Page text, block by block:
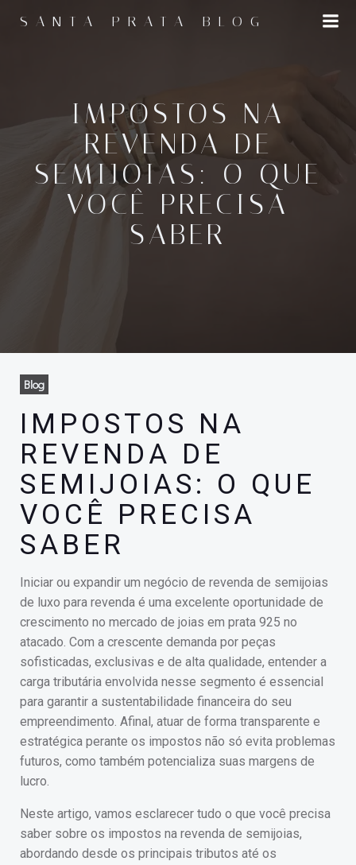
para
SANTA PRATA BLOG
IMPOSTOS NA
REVENDA DE
SEMIJOIAS: O QUE
VOCÊ PRECISA
SABER
Blog
IMPOSTOS NA
REVENDA DE
SEMIJOIAS: O QUE
VOCÊ PRECISA
SABER
Iniciar ou expandir um negócio de revenda de semijoias
de luxo para revenda é uma excelente oportunidade de
crescimento no mercado de joias em prata 925 no
atacado. Com a crescente demanda por peças
sofisticadas, exclusivas e de alta qualidade, entender a
carga tributária envolvida nesse segmento é essencial
para garantir a sustentabilidade financeira do seu
empreendimento. Afinal, atuar de forma transparente e
estratégica perante os impostos não só evita problemas
futuros, como também potencializa suas margens de
lucro.
Neste artigo, vamos esclarecer tudo o que você precisa
saber sobre os impostos na revenda de semijoias,
abordando desde os principais tributos até os